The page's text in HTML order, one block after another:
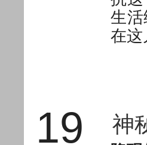
生
在这
19 神